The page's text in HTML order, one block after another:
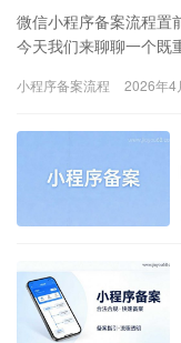
微信小程序备案流程置
今天我们来聊聊一个
小程序备案流程 2026年4